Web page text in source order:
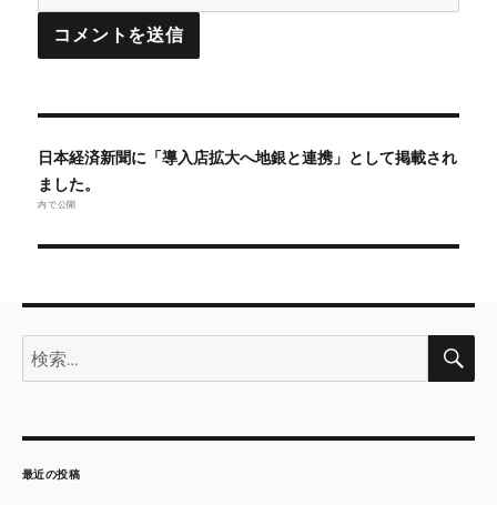
稿
ナ
ビ
ー
シ
日本経済新聞に「導入店拡大へ地銀と連携」として掲載され
ました。
内で公開
検
最近の投稿